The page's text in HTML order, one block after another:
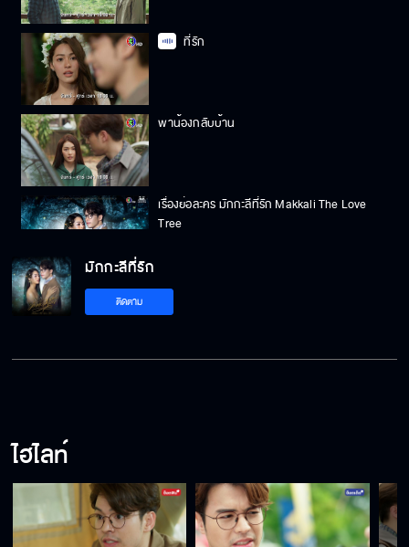
ที่รัก
พาน้องกลับบ้าน
เรื่องย่อละคร มักกะลีที่รัก Makkali The Love
Tree
โดนจับได้แล้ว
มักกะลีที่รัก เริ่ม 15 มีนาคมนี้
มักกะลีที่รัก
ติดตาม
ไฮไลท์